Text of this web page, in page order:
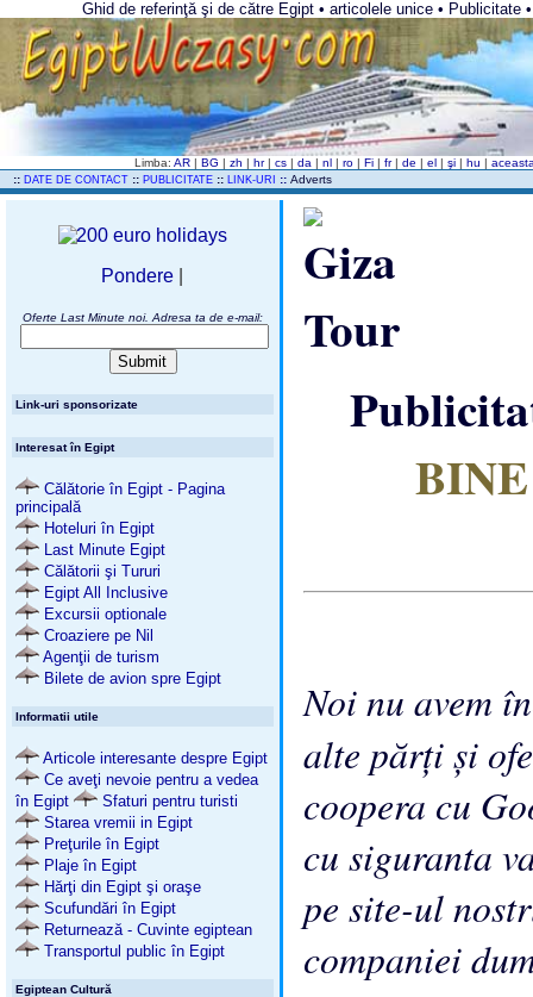
Ghid de referinţă şi de către Egipt • articolele unice •
Limba: AR | BG | zh | hr | cs | da | nl | ro | Fi | fr | de | el | şi | hu |
:: DATE DE CONTACT :: PUBLICITATE :: LINK-URI :: Adverts
Pondere
Oferte Last Minute noi. Adresa ta de e-mail:
Link-uri sponsorizate
Interesat în Egipt
Călătorie în Egipt - Pagina
principală
Hoteluri în Egipt
Last Minute Egipt
Călătorii şi Tururi
Egipt All Inclusive
Excursii optionale
Croaziere pe Nil
Agenţii de turism
Bilete de avion spre Egipt
Informatii utile
Articole interesante despre Egipt
Ce aveţi nevoie pentru a vedea
în Egipt
Sfaturi pentru turisti
Starea vremii in Egipt
Preţurile în Egipt
Plaje în Egipt
Hărţi din Egipt şi oraşe
Scufundări în Egipt
Returnează - Cuvinte egiptean
Transportul public în Egipt
Egiptean Cultură
Noi nu avem
alte părţi şi
coopera cu
cu siguranta
pe site-ul
companiei